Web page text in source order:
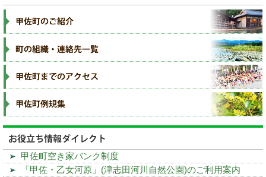
甲佐町空き家バンク制度
「甲佐・乙女河原」(津志田河川自然公園)のご利用案内